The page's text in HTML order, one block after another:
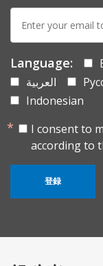
mail:
Language:
العربية
Indonesian
I consent to
according to
登録